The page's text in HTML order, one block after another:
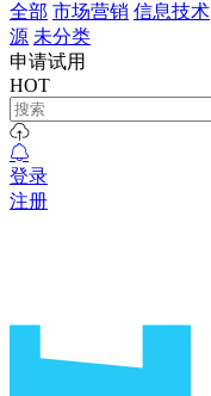
全部 市场营销 信息技术
源 未分类
申请试用
HOT
登录
注册